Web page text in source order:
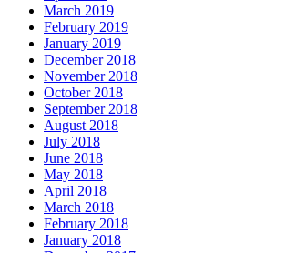
March 2019
February 2019
January 2019
December 2018
November 2018
October 2018
September 2018
August 2018
July 2018
June 2018
May 2018
April 2018
March 2018
February 2018
January 2018